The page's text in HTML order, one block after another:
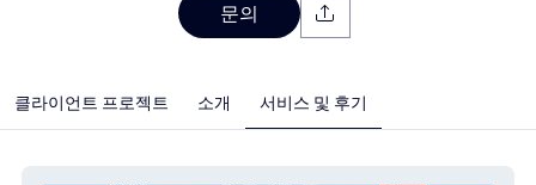
문의
클라이언트 프로젝트 소개 서비스 및 후기